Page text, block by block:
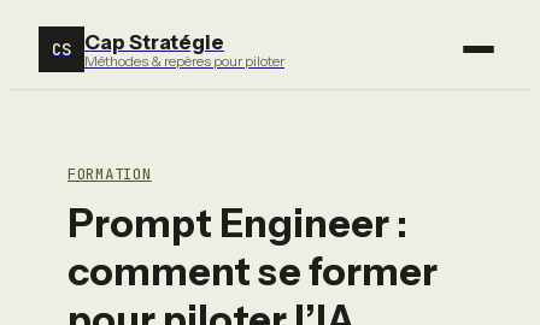
CS Cap Stratégie
Méthodes & repères pour piloter
FORMATION
Prompt Engineer :
comment se former